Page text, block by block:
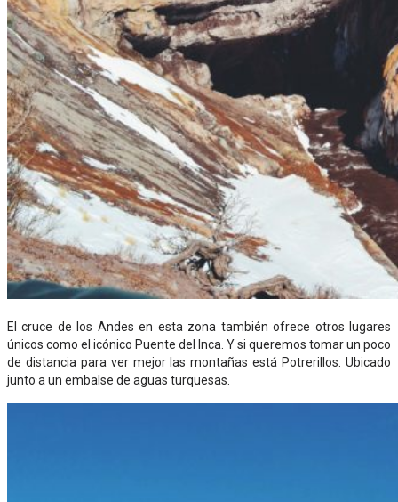
El cruce de los Andes en esta zona también ofrece otros lugares
únicos como el icónico Puente del Inca. Y si queremos tomar un poco
de distancia para ver mejor las montañas está Potrerillos. Ubicado
junto a un embalse de aguas turquesas.